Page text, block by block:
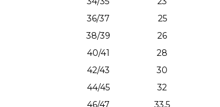
36/37
25
38/39
26
40/41
28
42/43
30
44/45
32
46/47
33,5